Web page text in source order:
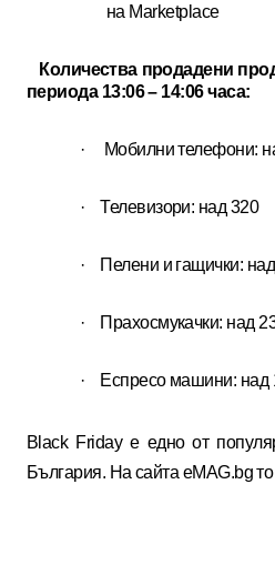
на Marketplace
Количества продадени
периода 13:06 – 14:06 часа:
· Мобилни телефони:
· Телевизори: над 320
· Пелени и гащички:
· Прахосмукачки: над
· Еспресо машини: над
Black Friday е едно от
България. На сайта eMAG.bg